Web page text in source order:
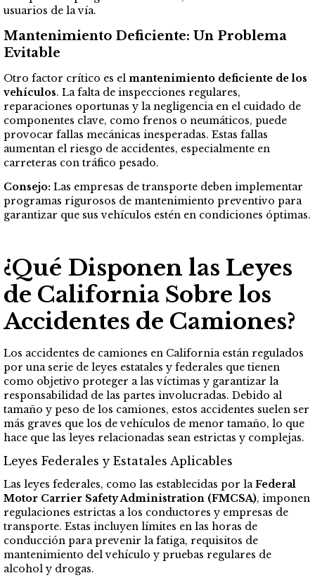
usuarios de la vía.
Mantenimiento Deficiente: Un Problema
Evitable
Otro factor crítico es el mantenimiento deficiente de los
vehículos. La falta de inspecciones regulares,
reparaciones oportunas y la negligencia en el cuidado de
componentes clave, como frenos o neumáticos, puede
provocar fallas mecánicas inesperadas. Estas fallas
aumentan el riesgo de accidentes, especialmente en
carreteras con tráfico pesado.
Consejo: Las empresas de transporte deben implementar
programas rigurosos de mantenimiento preventivo para
garantizar que sus vehículos estén en condiciones óptimas.
¿Qué Disponen las Leyes
de California Sobre los
Accidentes de Camiones?
Los accidentes de camiones en California están regulados
por una serie de leyes estatales y federales que tienen
como objetivo proteger a las víctimas y garantizar la
responsabilidad de las partes involucradas. Debido al
tamaño y peso de los camiones, estos accidentes suelen ser
más graves que los de vehículos de menor tamaño, lo que
hace que las leyes relacionadas sean estrictas y complejas.
Leyes Federales y Estatales Aplicables
Las leyes federales, como las establecidas por laFederal
Motor Carrier Safety Administration (FMCSA), imponen
regulaciones estrictas a los conductores y empresas de
transporte. Estas incluyen límites en las horas de
conducción para prevenir la fatiga, requisitos de
mantenimiento del vehículo y pruebas regulares de
alcohol y drogas.